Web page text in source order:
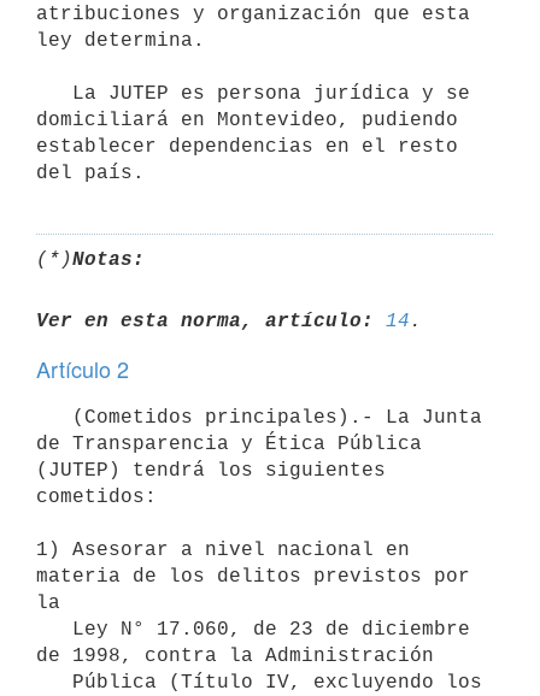
atribuciones y organización que esta
ley determina.
domiciliará en Montevideo, pudiendo
establecer dependencias en el resto
(*)Notas:
Ver en esta norma, artículo: 14
Artículo 2
de Transparencia y Ética Pública
(JUTEP) tendrá los siguientes
cometidos:
1) Asesorar a nivel nacional en
materia de los delitos previstos por
la
de 1998, contra la Administración